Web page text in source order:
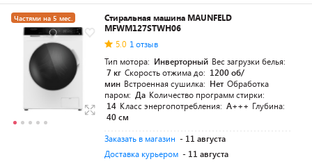
Частями на 5 мес.
Стиральная машина MAUNFELD
MFWM127STWH06
5.0 1 отзыв
Тип мотора: Инверторный Вес загрузки белья:
7 кг Скорость отжима до: 1200 об/
мин Встроенная сушилка: Нет Обработка
паром: Да Количество программ стирки:
14 Класс энергопотребления: A+++ Глубина:
40 см
Заказать в магазин - 11 августа
Доставка курьером - 11 августа